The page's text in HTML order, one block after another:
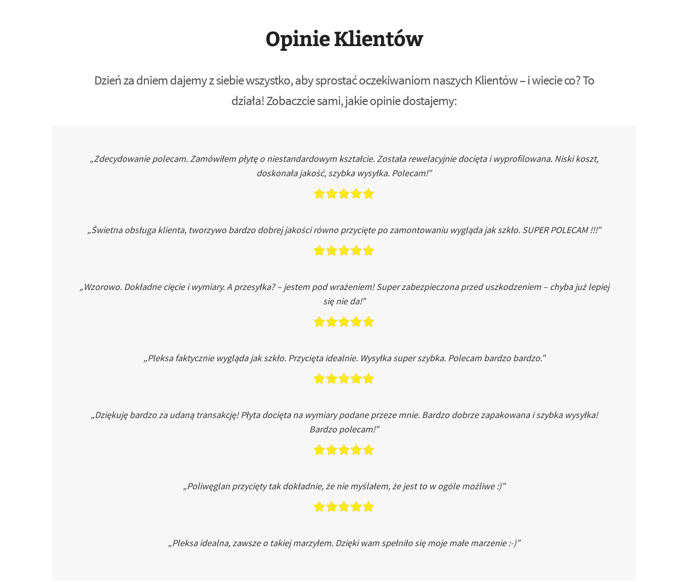
Opinie Klientów
Dzień za dniem dajemy z siebie wszystko, aby sprostać oczekiwaniom naszych Klientów – i wiecie co? To
działa! Zobaczcie sami, jakie opinie dostajemy:
„Zdecydowanie polecam. Zamówiłem płytę o niestandardowym kształcie. Została rewelacyjnie docięta i wyprofilowana. Niski koszt,
doskonała jakość, szybka wysyłka. Polecam!”
„Świetna obsługa klienta, tworzywo bardzo dobrej jakości równo przycięte po zamontowaniu wygląda jak szkło. SUPER POLECAM !!!”
„Wzorowo. Dokładne cięcie i wymiary. A przesyłka? – jestem pod wrażeniem! Super zabezpieczona przed uszkodzeniem – chyba już lepiej
się nie da!”
„Pleksa faktycznie wygląda jak szkło. Przycięta idealnie. Wysyłka super szybka. Polecam bardzo bardzo.”
„Dziękuję bardzo za udaną transakcję! Płyta docięta na wymiary podane przeze mnie. Bardzo dobrze zapakowana i szybka wysyłka!
Bardzo polecam!”
„Poliwęglan przycięty tak dokładnie, że nie myślałem, że jest to w ogóle możliwe :)”
„Pleksa idealna, zawsze o takiej marzyłem. Dzięki wam spełniło się moje małe marzenie :-)”